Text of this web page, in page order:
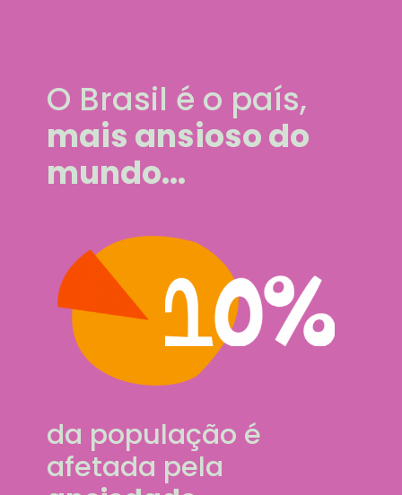
O Brasil é o país,
mais ansioso do
mundo...
da população é
afetada pela